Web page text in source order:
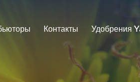
Контакты Удобрения